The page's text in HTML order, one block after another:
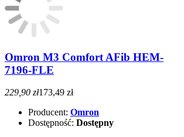
Omron M3 Comfort AFib HEM-
7196-FLE
229,90 zł173,49 zł
Producent: Omron
Dostępność: Dostępny